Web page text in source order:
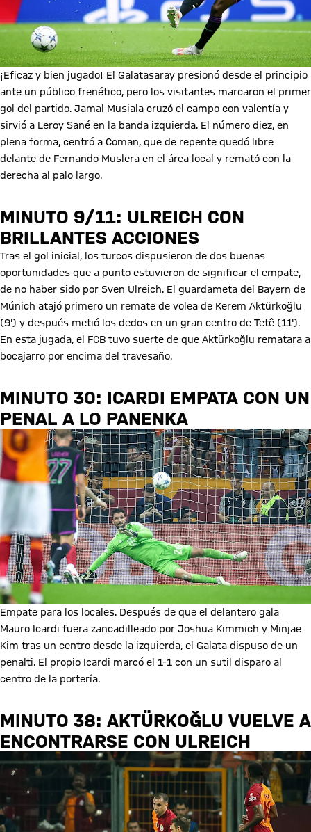
¡Eficaz y bien jugado! El Galatasaray presionó desde el principio
ante un público frenético, pero los visitantes marcaron el primer
gol del partido. Jamal Musiala cruzó el campo con valentía y
sirvió a Leroy Sané en la banda izquierda. El número diez, en
plena forma, centró a Coman, que de repente quedó libre
delante de Fernando Muslera en el área local y remató con la
derecha al palo largo.
MINUTO 9/11: ULREICH CON
BRILLANTES ACCIONES
Tras el gol inicial, los turcos dispusieron de dos buenas
oportunidades que a punto estuvieron de significar el empate,
de no haber sido por Sven Ulreich. El guardameta del Bayern de
Múnich atajó primero un remate de volea de Kerem Aktürkoğlu
(9') y después metió los dedos en un gran centro de Tetê (11').
En esta jugada, el FCB tuvo suerte de que Aktürkoğlu rematara a
bocajarro por encima del travesaño.
MINUTO 30: ICARDI EMPATA CON UN
PENAL A LO PANENKA
Empate para los locales. Después de que el delantero gala
Mauro Icardi fuera zancadilleado por Joshua Kimmich y Minjae
Kim tras un centro desde la izquierda, el Galata dispuso de un
penalti. El propio Icardi marcó el 1-1 con un sutil disparo al
centro de la portería.
MINUTO 38: AKTÜRKOĞLU VUELVE A
ENCONTRARSE CON ULREICH